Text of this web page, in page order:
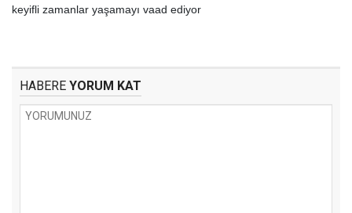
keyifli zamanlar yaşamayı vaad ediyor
HABERE YORUM KAT